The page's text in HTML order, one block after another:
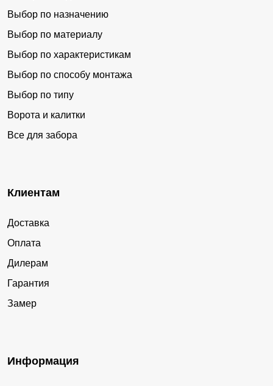
Выбор по назначению
Выбор по материалу
Выбор по характеристикам
Выбор по способу монтажа
Выбор по типу
Ворота и калитки
Все для забора
Клиентам
Доставка
Оплата
Дилерам
Гарантия
Замер
Информация